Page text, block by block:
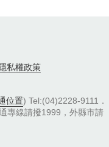
私權政策
位置) Tel:(04)2228-9111．
專線請撥1999，外縣市請